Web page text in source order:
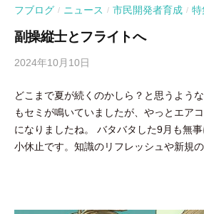
フブログ / ニュース / 市民開発者育成 / 特
副操縦士とフライトへ
2024年10月10日
吉
田
豪
どこまで夏が続くのかしら？と思うよう
もセミが鳴いていましたが、やっとエア
になりましたね。 バタバタした9月も無
小休止です。知識のリフレッシュや新規の